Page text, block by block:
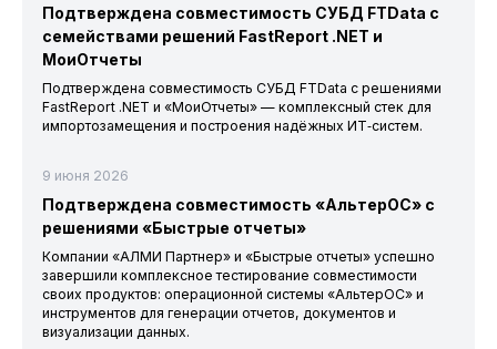
Подтверждена совместимость СУБД FTData с
семействами решений FastReport .NET и
МоиОтчеты
Подтверждена совместимость СУБД FTData с решениями
FastReport .NET и «МоиОтчеты» — комплексный стек для
импортозамещения и построения надёжных ИТ‑систем.
9 июня 2026
Подтверждена совместимость «АльтерОС» с
решениями «Быстрые отчеты»
Компании «АЛМИ Партнер» и «Быстрые отчеты» успешно
завершили комплексное тестирование совместимости
своих продуктов: операционной системы «АльтерОС» и
инструментов для генерации отчетов, документов и
визуализации данных.